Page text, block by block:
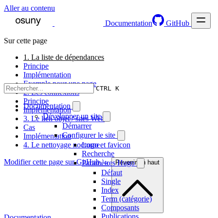
Aller au contenu
Documentation
GitHub
CTRL K
Documentation
Développer un site
Démarrer
Configurer le site
Logo et favicon
Recherche
Paramètres Hugo
Défaut
Single
Index
Term (catégorie)
Composants
Publications
Sur cette page
1. La liste de dépendances
Principe
Implémentation
Exemple pour une page
2. Les connexions
Principe
Implémentation
3. Le lien objet / sites Web
Cas
Implémentation
4. Le nettoyage nocturne
Modifier cette page sur GitHub → Revenir en haut